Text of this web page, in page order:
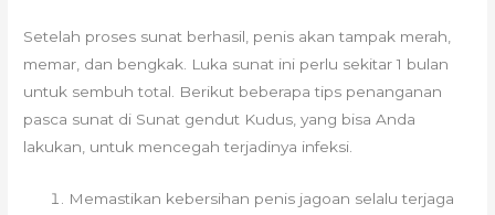
Setelah proses sunat berhasil, penis akan tampak merah,
memar, dan bengkak. Luka sunat ini perlu sekitar 1 bulan
untuk sembuh total. Berikut beberapa tips penanganan
pasca sunat di Sunat gendut Kudus, yang bisa Anda
lakukan, untuk mencegah terjadinya infeksi.
Memastikan kebersihan penis jagoan selalu terjaga